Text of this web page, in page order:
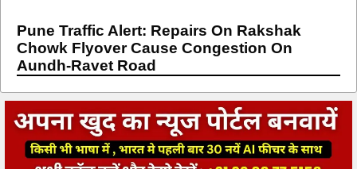
Pune Traffic Alert: Repairs On Rakshak
Chowk Flyover Cause Congestion On
Aundh-Ravet Road